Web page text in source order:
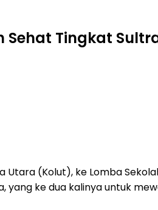
Sehat Tingkat
Utara (Kolut), ke Lomba
yang ke dua kalinya untuk